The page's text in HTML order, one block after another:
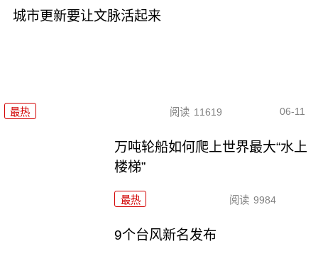
城市更新要让文脉活起来
最热 阅读 11619 06-11
万吨轮船如何爬上世界最大“水上
楼梯”
最热 阅读 9984
9个台风新名发布